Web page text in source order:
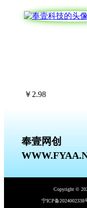
￥ 2.98
奉壹网创
Copyright ©
宁ICP备2024002338